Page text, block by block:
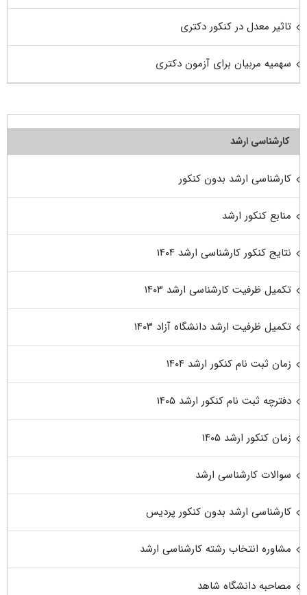
تاثیر معدل در کنکور دکتری
سهمیه مربیان برای آزمون دکتری
کارشناسی ارشد
کارشناسی ارشد بدون کنکور
منابع کنکور ارشد
نتایج کنکور کارشناسی ارشد ۱۴۰۴
تکمیل ظرفیت کارشناسی ارشد ۱۴۰۳
تکمیل ظرفیت ارشد دانشگاه آزاد ۱۴۰۳
زمان ثبت نام کنکور ارشد ۱۴۰۴
دفترچه ثبت نام کنکور ارشد ۱۴۰۵
زمان کنکور ارشد ۱۴۰۵
سوالات کارشناسی ارشد
کارشناسی ارشد بدون کنکور پردیس
مشاوره انتخاب رشته کارشناسی ارشد
مصاحبه دانشگاه شاهد